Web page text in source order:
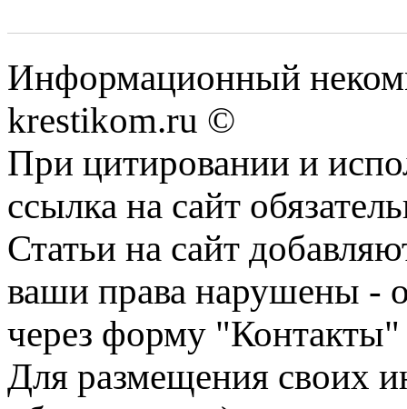
Информационный
krestikom.ru ©
При цитировании и
ссылка на сайт
Статьи на сайт
ваши права нарушены -
через форму "Контакты"
Для размещения своих